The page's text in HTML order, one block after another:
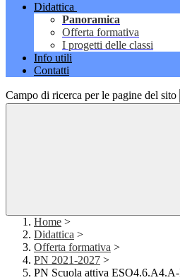
Didattica
Panoramica
Offerta formativa
I progetti delle classi
Info utili
Contatti
Campo di ricerca per le pagine del sito
Home >
Didattica >
Offerta formativa >
PN 2021-2027 >
PN Scuola attiva